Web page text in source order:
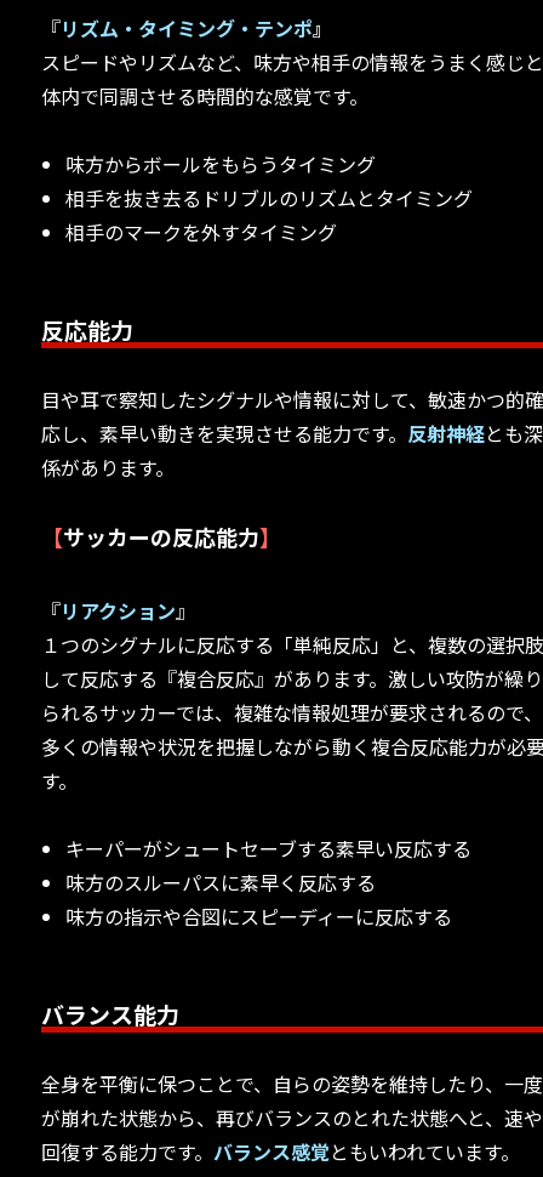
『リズム・タイミング・テンポ』
スピードやリズムなど、味方や相手の情報をうまく感じ
体内で同調させる時間的な感覚です。
味方からボールをもらうタイミング
相手を抜き去るドリブルのリズムとタイミング
相手のマークを外すタイミング
反応能力
目や耳で察知したシグナルや情報に対して、敏速かつ的
応し、素早い動きを実現させる能力です。 反射神経とも
係があります。
【サッカーの反応能力】
『リアクション』
１つのシグナルに反応する「単純反応」と、複数の選択
して反応する『複合反応』があります。激しい攻防が繰
られるサッカーでは、複雑な情報処理が要求されるので
多くの情報や状況を把握しながら動く複合反応能力が必
す。
キーパーがシュートセーブする素早い反応する
味方のスルーパスに素早く反応する
味方の指示や合図にスピーディーに反応する
バランス能力
全身を平衡に保つことで、自らの姿勢を維持したり、一
が崩れた状態から、再びバランスのとれた状態へと、速
回復する能力です。バランス感覚ともいわれています。